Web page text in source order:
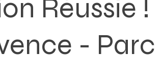
Réussie !
- Parc